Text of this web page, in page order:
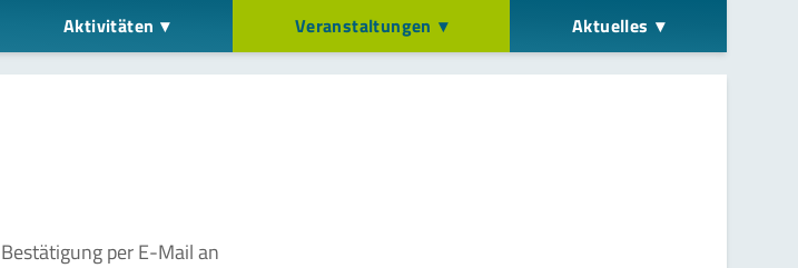
Aktivitäten Veranstaltungen Aktuelles
per E-Mail an